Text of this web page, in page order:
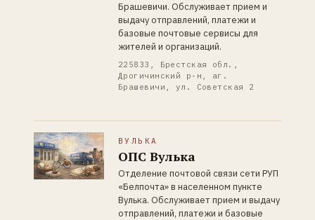
Брашевичи. Обслуживает прием и
выдачу отправлений, платежи и
базовые почтовые сервисы для
жителей и организаций.
225833, Брестская обл.,
Дрогичинский р-н, аг.
Брашевичи, ул. Советская 2
ВУЛЬКА
ОПС Вулька
Отделение почтовой связи сети РУП
«Белпочта» в населенном пункте
Вулька. Обслуживает прием и выдачу
отправлений, платежи и базовые